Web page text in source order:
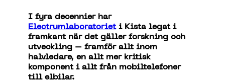
I fyra decennier har
Electrumlaboratorieti Kista legat i
framkant när det gäller forskning och
utveckling – framför allt inom
halvledare, en allt mer kritisk
komponent i allt från mobiltelefoner
till elbilar.